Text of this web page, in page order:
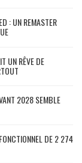
: UN REMASTER
UN RÊVE DE
2028 SEMBLE
DE 2 274